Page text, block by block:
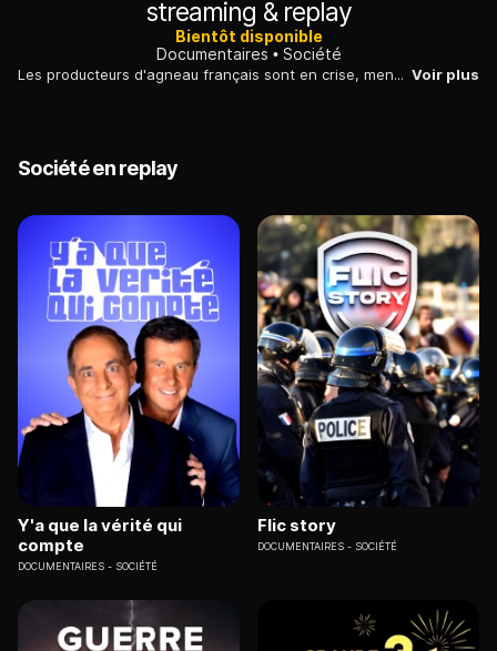
streaming & replay
Bientôt disponible
Documentaires
Société
Les producteurs d'agneau français sont en crise, menacés par la concurrence étrangère : gros plan sur cette viande, ses filières, et ce qu'il faut savoir en tant que consommateur. Voir plus
Société en replay
Y'a que la vérité qui
compte
DOCUMENTAIRES SOCIÉTÉ
Flic story
DOCUMENTAIRES SOCIÉTÉ